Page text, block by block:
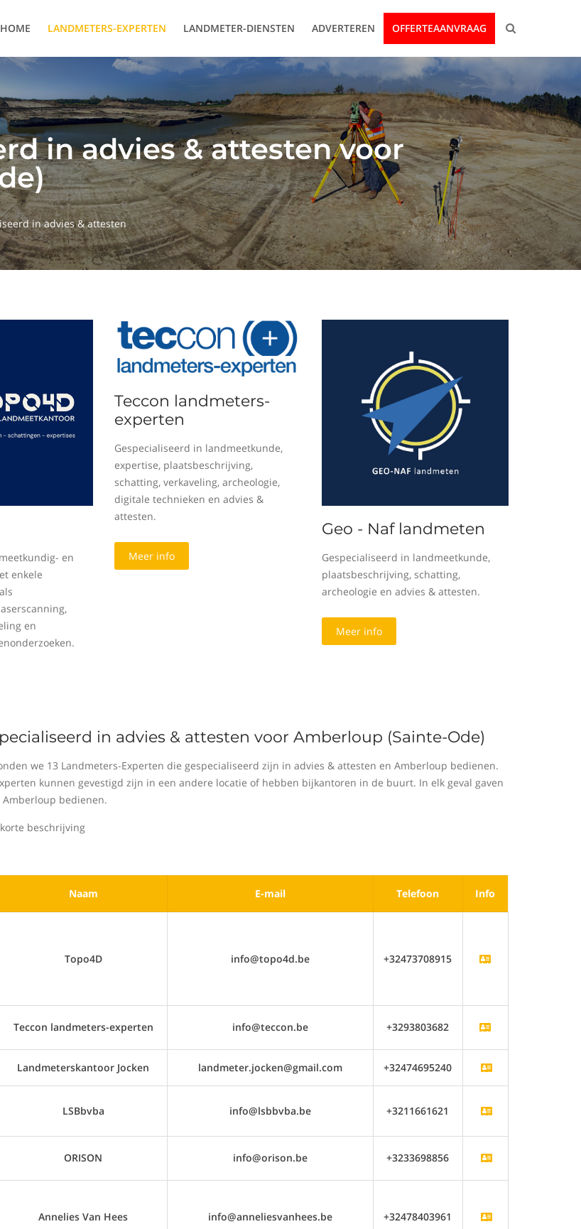
HOME LANDMETERS-EXPERTEN LANDMETER-DIENSTEN ADVERTEREN OFFERTEAANVRAAG
in advies & attesten voor
in advies & attesten
en
enkele
en
Teccon landmeters-
experten
Gespecialiseerd in landmeetkunde,
expertise, plaatsbeschrijving,
schatting, verkaveling, archeologie,
digitale technieken en advies &
attesten.
Meer info
Geo - Naf landmeten
Gespecialiseerd in landmeetkunde,
plaatsbeschrijving, schatting,
archeologie en advies & attesten.
Meer info
in advies & attesten voor Amberloup (Sainte-Ode)
we 13 Landmeters-Experten die gespecialiseerd zijn in advies & attesten en Amberloup bedienen.
kunnen gevestigd zijn in een andere locatie of hebben bijkantoren in de buurt. In elk geval gaven
bedienen.
korte beschrijving
Naam E-mail Telefoon Info
Topo4D info@topo4d.be +32473708915
Teccon landmeters-experten info@teccon.be +3293803682
Landmeterskantoor Jocken landmeter.jocken@gmail.com +32474695240
LSBbvba info@lsbbvba.be +3211661621
ORISON info@orison.be +3233698856
Annelies Van Hees info@anneliesvanhees.be +32478403961